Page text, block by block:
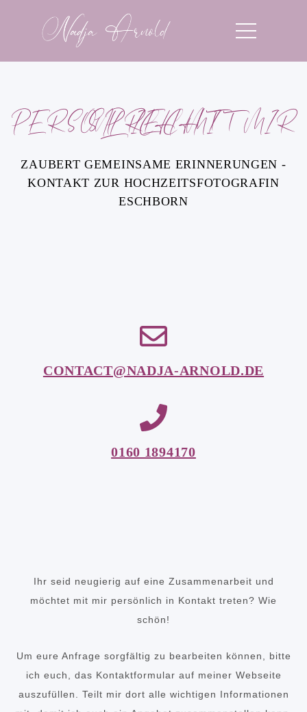
SPRECHT PERSÖNLICH MIT MIR
ZAUBERT GEMEINSAME ERINNERUNGEN -
KONTAKT ZUR HOCHZEITSFOTOGRAFIN
ESCHBORN
CONTACT@NADJA-ARNOLD.DE
0160 1894170
Ihr seid neugierig auf eine Zusammenarbeit und
möchtet mit mir persönlich in Kontakt treten? Wie
schön!
Um eure Anfrage sorgfältig zu bearbeiten können, bitte
ich euch, das Kontaktformular auf meiner Webseite
auszufüllen. Teilt mir dort alle wichtigen Informationen